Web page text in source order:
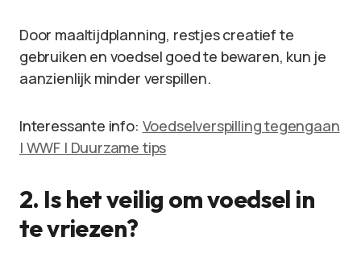
Door maaltijdplanning, restjes creatief te
gebruiken en voedsel goed te bewaren, kun je
aanzienlijk minder verspillen.
Interessante info: Voedselverspilling tegengaan
| WWF | Duurzame tips
2. Is het veilig om voedsel in
te vriezen?